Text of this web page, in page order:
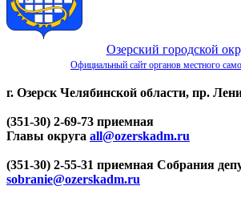
Озерский городской
Официальный сайт органов местного
г. Озерск Челябинской области, пр.
(351-30) 2-69-73 приемная
Главы округа all@ozerskadm.ru
(351-30) 2-55-31 приемная Собрания
sobranie@ozerskadm.ru